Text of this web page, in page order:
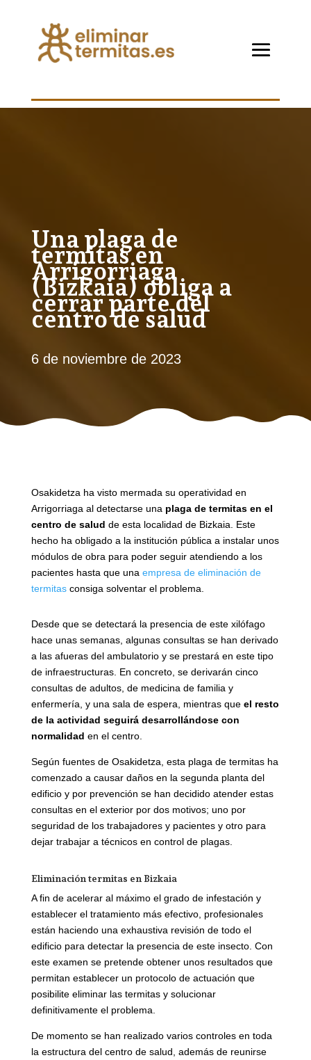
Una plaga de
termitas en
Arrigorriaga
(Bizkaia) obliga a
cerrar parte del
centro de salud
6 de noviembre de 2023
Osakidetza ha visto mermada su operatividad en
Arrigorriaga al detectarse una plaga de termitas en el
centro de salud de esta localidad de Bizkaia. Este
hecho ha obligado a la institución pública a instalar unos
módulos de obra para poder seguir atendiendo a los
pacientes hasta que una empresa de eliminación de
termitasconsiga solventar el problema.
Desde que se detectará la presencia de este xilófago
hace unas semanas, algunas consultas se han derivado
a las afueras del ambulatorio y se prestará en este tipo
de infraestructuras. En concreto, se derivarán cinco
consultas de adultos, de medicina de familia y
enfermería, y una sala de espera, mientras que el resto
de la actividad seguirá desarrollándose con
normalidad en el centro.
Según fuentes de Osakidetza, esta plaga de termitas ha
comenzado a causar daños en la segunda planta del
edificio y por prevención se han decidido atender estas
consultas en el exterior por dos motivos; uno por
seguridad de los trabajadores y pacientes y otro para
dejar trabajar a técnicos en control de plagas.
Eliminación termitas en Bizkaia
A fin de acelerar al máximo el grado de infestación y
establecer el tratamiento más efectivo, profesionales
están haciendo una exhaustiva revisión de todo el
edificio para detectar la presencia de este insecto. Con
este examen se pretende obtener unos resultados que
permitan establecer un protocolo de actuación que
posibilite eliminar las termitas y solucionar
definitivamente el problema.
De momento se han realizado varios controles en toda
la estructura del centro de salud, además de reunirse